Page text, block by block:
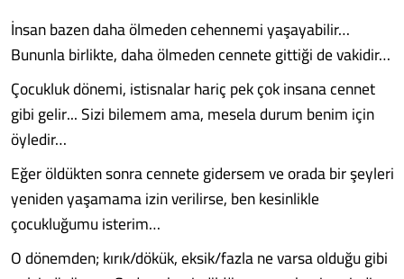
İnsan bazen daha ölmeden cehennemi yaşayabilir…
Bununla birlikte, daha ölmeden cennete gittiği de vakidir…
Çocukluk dönemi, istisnalar hariç pek çok insana cennet
gibi gelir... Sizi bilemem ama, mesela durum benim için
öyledir…
Eğer öldükten sonra cennete gidersem ve orada bir şeyleri
yeniden yaşamama izin verilirse, ben kesinlikle
çocukluğumu isterim…
O dönemden; kırık/dökük, eksik/fazla ne varsa olduğu gibi